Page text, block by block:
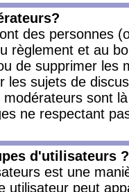
des personnes
règlement et au
de supprimer les
les sujets de
modérateurs sont
ne respectant
d'utilisateurs ?
est une
utilisateur peut